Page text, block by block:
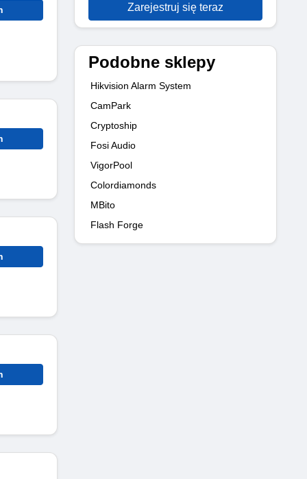
Zarejestruj się teraz
Podobne sklepy
Hikvision Alarm System
CamPark
Cryptoship
Fosi Audio
VigorPool
Colordiamonds
MBito
Flash Forge